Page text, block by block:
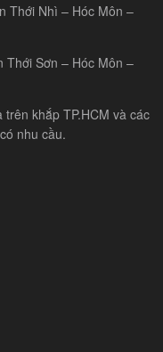
Thới Nhì – Hóc Môn –
Thới Sơn – Hóc Môn –
khắp TP.HCM và các
nhu cầu.